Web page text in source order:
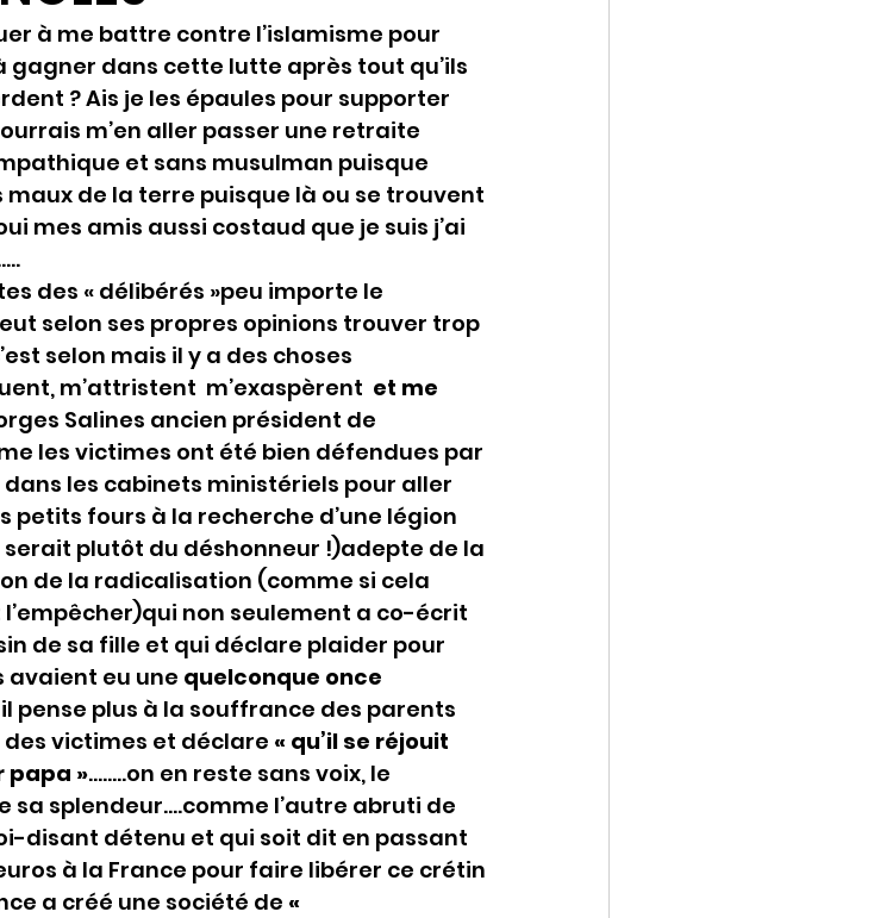
à me battre contre l’islamisme pour
gagner dans cette lutte après tout qu’ils
? Ais je les épaules pour supporter
m’en aller passer une retraite
et sans musulman puisque
maux de la terre puisque là ou se trouvent
mes amis aussi costaud que je suis j’ai
des « délibérés »peu importe le
selon ses propres opinions trouver trop
selon mais il y a des choses
m’attristent  m’exaspèrent et me
Salines ancien président de
les victimes ont été bien défendues par
les cabinets ministériels pour aller
fours à la recherche d’une légion
serait plutôt du déshonneur !)adepte de la
de la radicalisation (comme si cela
non seulement a co-écrit
de sa fille et qui déclare plaider pour
avaient eu une quelconque once
pense plus à la souffrance des parents
victimes et déclare « qu’il se réjouit
papa »……..on en reste sans voix, le
sa splendeur….comme l’autre abruti de
disant détenu et qui soit dit en passant
à la France pour faire libérer ce crétin
a créé une société de «